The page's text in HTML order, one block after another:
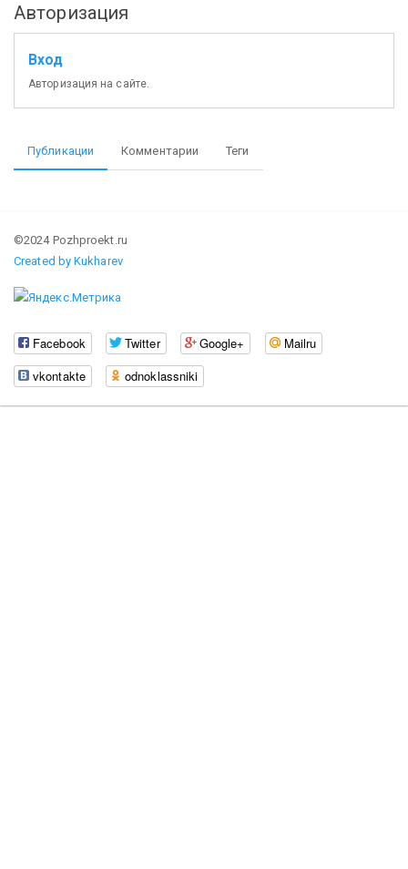
Авторизация
Вход
Авторизация на сайте.
Публикации Комментарии Теги
©2024 Pozhproekt.ru
Created by Kukharev
Facebook Twitter Google+
Mailru
vkontakte
odnoklassniki